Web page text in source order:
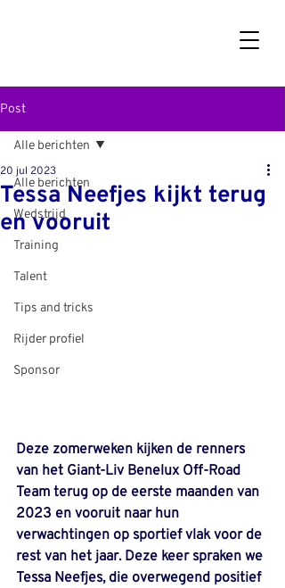
Post
Alle berichten
Wedstrijd
Training
Talent
Tips and tricks
Rijder profiel
Sponsor
Alle berichten
Tessa Neefjes kijkt terug
en vooruit
20 jul 2023
Deze zomerweken kijken de renners
van het Giant-Liv Benelux Off-Road
Team terug op de eerste maanden van
2023 en vooruit naar hun
verwachtingen op sportief vlak voor de
rest van het jaar. Deze keer spraken we
Tessa Neefjes, die overwegend positief